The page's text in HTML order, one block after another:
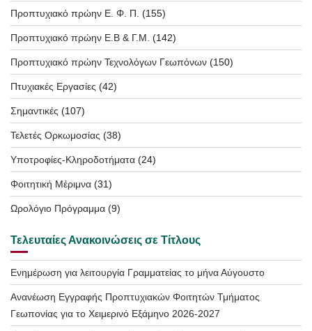
Προπτυχιακό πρώην Ε. Φ. Π. (155)
Προπτυχιακό πρώην Ε.Β & Γ.Μ. (142)
Προπτυχιακό πρώην Τεχνολόγων Γεωπόνων (150)
Πτυχιακές Εργασίες (42)
Σημαντικές (107)
Τελετές Ορκωμοσίας (38)
Υποτροφίες-Κληροδοτήματα (24)
Φοιτητική Μέριμνα (31)
Ωρολόγιο Πρόγραμμα (9)
Τελευταίες Ανακοινώσεις σε Τίτλους
Ενημέρωση για λειτουργία Γραμματείας το μήνα Αύγουστο
Ανανέωση Εγγραφής Προπτυχιακών Φοιτητών Τμήματος
Γεωπονίας για το Χειμερινό Εξάμηνο 2026-2027